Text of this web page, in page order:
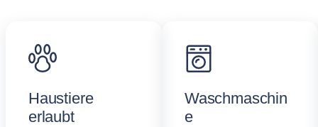
Haustiere
erlaubt
Waschmaschin
e